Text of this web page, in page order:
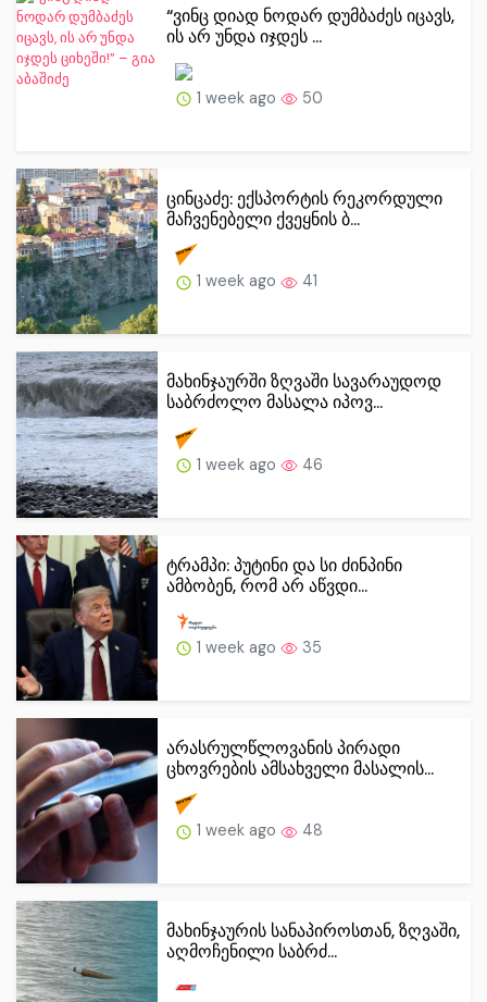
“ვინც დიად ნოდარ დუმბაძეს იცავს,
ის არ უნდა იჯდეს ...
1 week ago 50
ცინცაძე: ექსპორტის რეკორდული
მაჩვენებელი ქვეყნის ბ...
1 week ago 41
მახინჯაურში ზღვაში სავარაუდოდ
საბრძოლო მასალა იპოვ...
1 week ago 46
ტრამპი: პუტინი და სი ძინპინი
ამბობენ, რომ არ აწვდი...
1 week ago 35
არასრულწლოვანის პირადი
ცხოვრების ამსახველი მასალის...
1 week ago 48
მახინჯაურის სანაპიროსთან, ზღვაში,
აღმოჩენილი საბრძ...